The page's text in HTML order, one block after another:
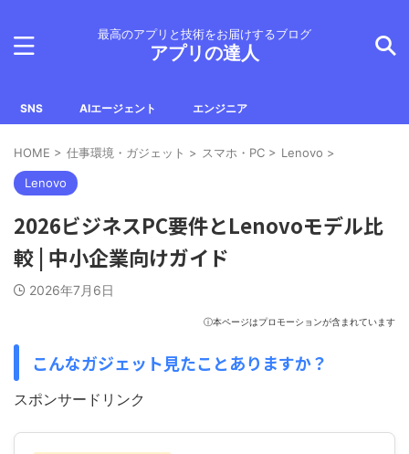
最高のアプリと技術をお届けするブログ
アプリの達人
SNS AIエージェント エンジニア
HOME > 仕事環境・ガジェット > スマホ・PC > Lenovo >
Lenovo
2026ビジネスPC要件とLenovoモデル比
較 | 中小企業向けガイド
2026年7月6日
ⓘ本ページはプロモーションが含まれています
こんなガジェット見たことありますか？
スポンサードリンク